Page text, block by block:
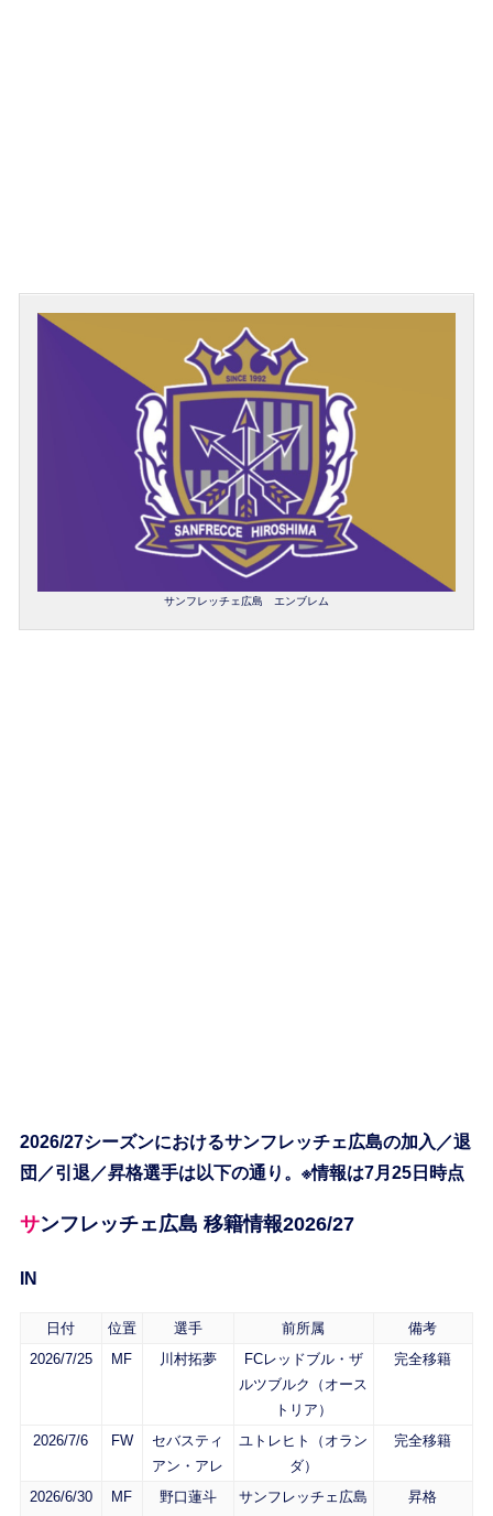
サンフレッチェ広島 エンブレム
2026/27シーズンにおけるサンフレッチェ広島の加入／退
団／引退／昇格選手は以下の通り。※情報は7月25日時点
サンフレッチェ広島 移籍情報2026/27
IN
日付 位置 選手 前所属
備考
2026/7/25
MF 川村拓夢
FCレッドブル・ザ
ルツブルク（オース
トリア）
完全移籍
2026/7/6 FW
セバスティ
アン・アレ
ユトレヒト（オラン
ダ）
完全移籍
2026/6/30 MF 野口蓮斗
サンフレッチェ広島
昇格